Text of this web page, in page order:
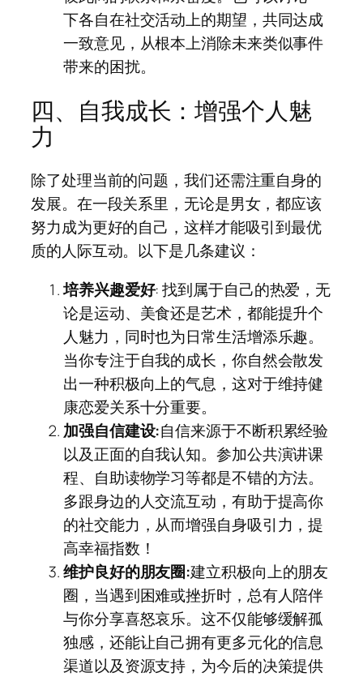
下各自在社交活动上的期望，共同达成
一致意见，从根本上消除未来类似事件
带来的困扰。
四、自我成长：增强个人魅
力
除了处理当前的问题，我们还需注重自身的
发展。在一段关系里，无论是男女，都应该
努力成为更好的自己，这样才能吸引到最优
质的人际互动。以下是几条建议：
培养兴趣爱好: 找到属于自己的热爱，无
论是运动、美食还是艺术，都能提升个
人魅力，同时也为日常生活增添乐趣。
当你专注于自我的成长，你自然会散发
出一种积极向上的气息，这对于维持健
康恋爱关系十分重要。
加强自信建设:自信来源于不断积累经验
以及正面的自我认知。参加公共演讲课
程、自助读物学习等都是不错的方法。
多跟身边的人交流互动，有助于提高你
的社交能力，从而增强自身吸引力，提
高幸福指数！
维护良好的朋友圈:建立积极向上的朋友
圈，当遇到困难或挫折时，总有人陪伴
与你分享喜怒哀乐。这不仅能够缓解孤
独感，还能让自己拥有更多元化的信息
渠道以及资源支持，为今后的决策提供